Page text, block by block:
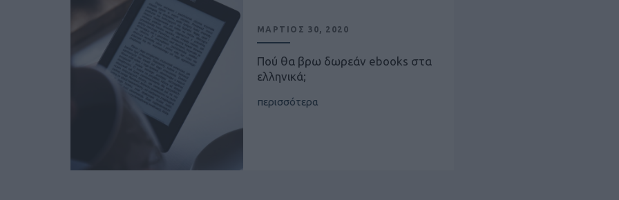
ΜΑΡΤΙΟΣ 30, 2020
Πού θα βρω δωρεάν ebooks στα
ελληνικά;
περισσότερα